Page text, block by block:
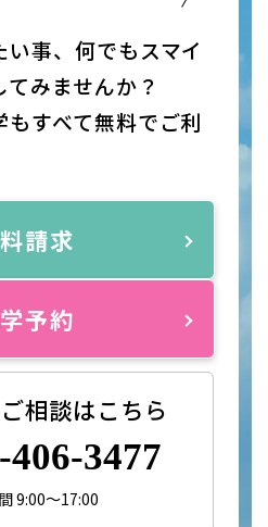
事、何でもスマイ
みませんか？
すべて無料でご利
請求
予約
相談はこちら
406-3477
9:00～17:00